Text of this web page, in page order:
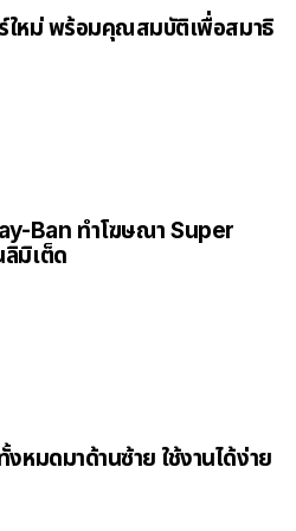
ร์ใหม่ พร้อมคุณสมบัติเพื่อสมาธิ
Ban ทำโฆษณา Super
มิเต็ด
หมดมาด้านซ้าย ใช้งานได้ง่าย